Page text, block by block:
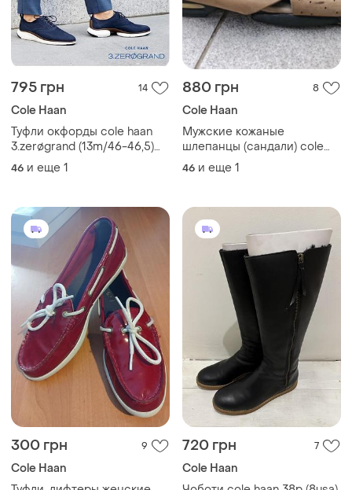
795 грн 14
Cole Haan
Туфли окфорды cole haan
3.zerøgrand (13m/46-46,5)
мужские текстиль синие
оригин.
46 и еще 1
880 грн 8
Cole Haan
Мужские кожаные
шлепанцы (сандали) cole
haan country nike air
максимальный комфорт,
амортизация nike air!
46 и еще 1
300 грн 9
Cole Haan
720 грн 7
Cole Haan